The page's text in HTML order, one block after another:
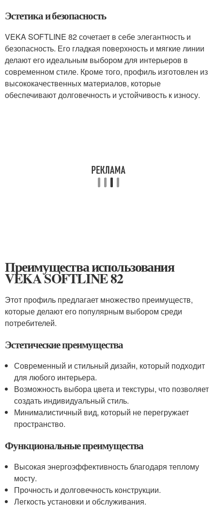
Эстетика и безопасность
VEKA SOFTLINE 82 сочетает в себе элегантность и
безопасность. Его гладкая поверхность и мягкие линии
делают его идеальным выбором для интерьеров в
современном стиле. Кроме того, профиль изготовлен из
высококачественных материалов, которые
обеспечивают долговечность и устойчивость к износу.
Преимущества использования
VEKA SOFTLINE 82
Этот профиль предлагает множество преимуществ,
которые делают его популярным выбором среди
потребителей.
Эстетические преимущества
Современный и стильный дизайн, который подходит
для любого интерьера.
Возможность выбора цвета и текстуры, что позволяет
создать индивидуальный стиль.
Минималистичный вид, который не перегружает
пространство.
Функциональные преимущества
Высокая энергоэффективность благодаря теплому
мосту.
Прочность и долговечность конструкции.
Легкость установки и обслуживания.